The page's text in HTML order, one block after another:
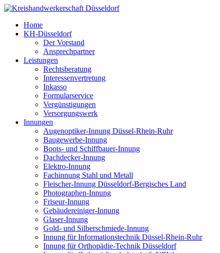
Home
KH-Düsseldorf
Der Vorstand
Ansprechpartner
Leistungen
Rechtsberatung
Interessenvertretung
Inkasso
Formularservice
Vergünstigungen
Versorgungswerk
Innungen
Augenoptiker-Innung Düssel-Rhein-Ruhr
Baugewerbe-Innung
Boots- und Schiffbauer-Innung
Dachdecker-Innung
Elektro-Innung
Fachinnung Stahl und Metall
Fleischer-Innung Düsseldorf-Bergisches Land
Photographen-Innung
Friseur-Innung
Gebäudereiniger-Innung
Glaser-Innung
Gold- und Silberschmiede-Innung
Innung für Informationstechnik Düssel-Rhein-Ruhr
Innung für Orthopädie-Technik Düsseldorf